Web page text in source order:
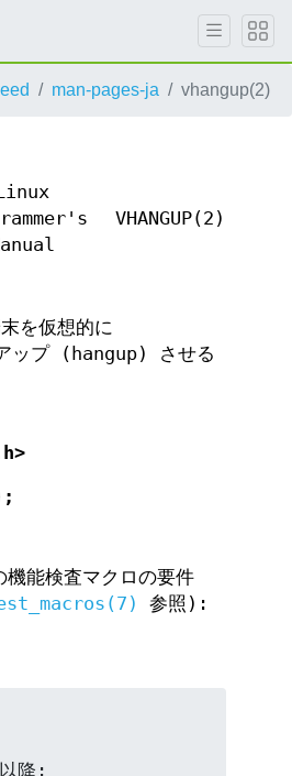
man-pages-ja vhangup(2)
VHANGUP(2)
を仮想的に
プ (hangup) させる
能検査マクロの要件
参照):